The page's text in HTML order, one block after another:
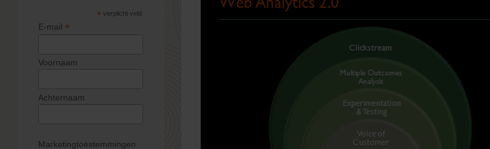
* verplicht veld
E-mail *
Voornaam
Achternaam
Marketingtoestemmingen